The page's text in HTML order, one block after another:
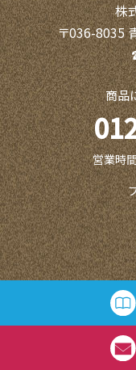
株
〒036-8035
商品
営業時